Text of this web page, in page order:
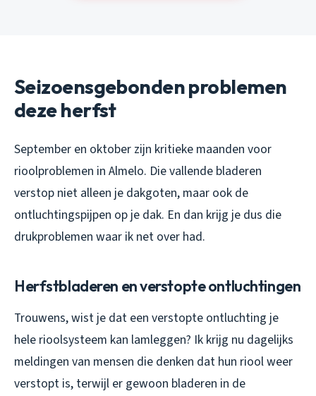
Seizoensgebonden problemen
deze herfst
September en oktober zijn kritieke maanden voor
rioolproblemen in Almelo. Die vallende bladeren
verstop niet alleen je dakgoten, maar ook de
ontluchtingspijpen op je dak. En dan krijg je dus die
drukproblemen waar ik net over had.
Herfstbladeren en verstopte ontluchtingen
Trouwens, wist je dat een verstopte ontluchting je
hele rioolsysteem kan lamleggen? Ik krijg nu dagelijks
meldingen van mensen die denken dat hun riool weer
verstopt is, terwijl er gewoon bladeren in de